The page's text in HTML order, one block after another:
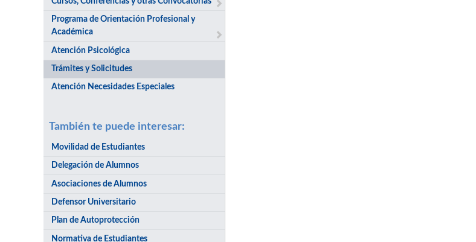
Programa de Orientación Profesional y
Académica
Atención Psicológica
Trámites y Solicitudes
Atención Necesidades Especiales
También te puede interesar:
Movilidad de Estudiantes
Delegación de Alumnos
Asociaciones de Alumnos
Defensor Universitario
Plan de Autoprotección
Normativa de Estudiantes